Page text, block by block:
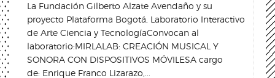
La Fundación Gilberto Alzate Avendaño y su
proyecto Plataforma Bogotá, Laboratorio Interactivo
de Arte Ciencia y TecnologíaConvocan al
laboratorio:MIRLALAB: CREACIÓN MUSICAL Y
SONORA CON DISPOSITIVOS MÓVILESA cargo
de: Enrique Franco Lizarazo,...